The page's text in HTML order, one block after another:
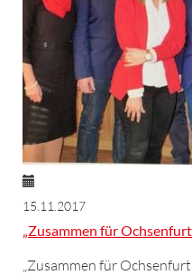
15.11.2017
„Zusammen für
„Zusammen für